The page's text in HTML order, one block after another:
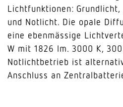
Lichtfunktionen:
und Notlicht. Die opale
eine ebenmässige
W mit 1826 lm. 3000 K,
Notlichtbetrieb ist
Anschluss an